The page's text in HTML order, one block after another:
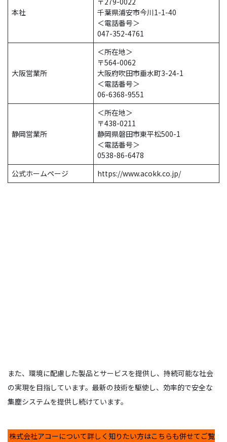
本社
千葉県浦安市今川1-1-40
＜電話番号＞
047-352-4761
大阪営業所
＜所在地＞
〒564-0062
大阪府吹田市垂水町3-24-1
＜電話番号＞
06-6368-9551
静岡営業所
＜所在地＞
〒438-0211
静岡県磐田市東平松500-1
＜電話番号＞
0538-86-6478
公式ホームページ
https://www.acokk.co.jp/
また、環境に配慮した製品とサービスを提供し、持続可能な社会
の実現を目指しています。最新の技術を駆使し、効率的で安全な
集塵システムを提供し続けています。
株式会社アコーについて詳しく知りたい方はこちらも併せてご覧